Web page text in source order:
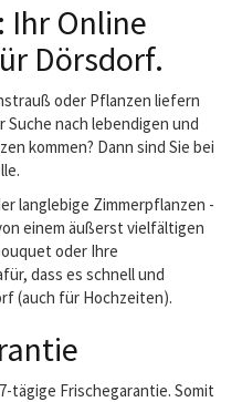
Ihr Online
Dörsdorf.
oder Pflanzen liefern
Suche nach lebendigen und
kommen? Dann sind Sie bei
langlebige Zimmerpflanzen -
einem äußerst vielfältigen
oder Ihre
dass es schnell und
(auch für Hochzeiten).
tägige Frischegarantie. Somit